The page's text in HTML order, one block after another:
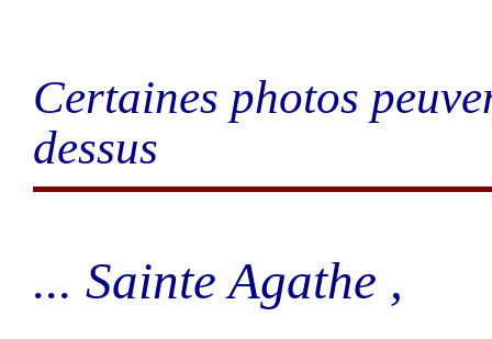
Certaines photos
dessus
... Sainte Agathe ,